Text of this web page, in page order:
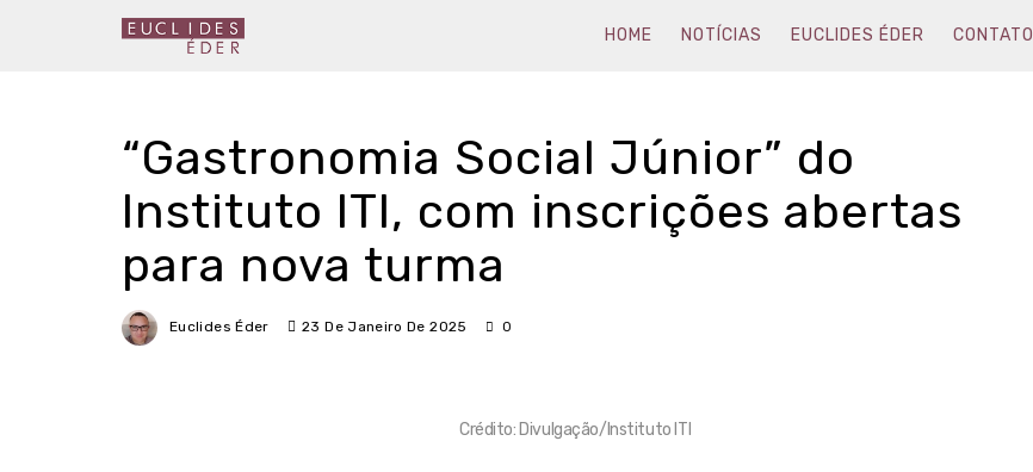
HOME NOTÍCIAS EUCLIDES ÉDER CONTATO
“Gastronomia Social Júnior” do
Instituto ITI, com inscrições abertas
para nova turma
Euclides Éder 23 De Janeiro De 2025 0
Crédito: Divulgação/Instituto ITI